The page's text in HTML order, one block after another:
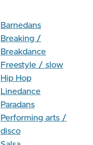
Barnedans
Breaking /
Breakdance
Freestyle / slow
Hip Hop
Linedance
Paradans
Performing arts /
disco